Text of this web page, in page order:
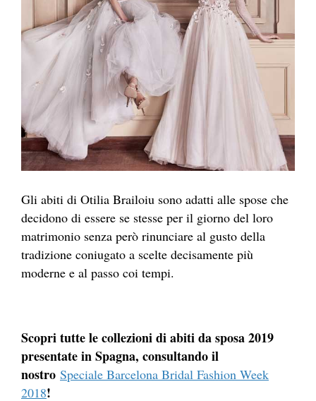
Gli abiti di Otilia Brailoiu sono adatti alle spose che
decidono di essere se stesse per il giorno del loro
matrimonio senza però rinunciare al gusto della
tradizione coniugato a scelte decisamente più
moderne e al passo coi tempi.
Scopri tutte le collezioni di abiti da sposa 2019
presentate in Spagna, consultando il
nostro Speciale Barcelona Bridal Fashion Week
2018!